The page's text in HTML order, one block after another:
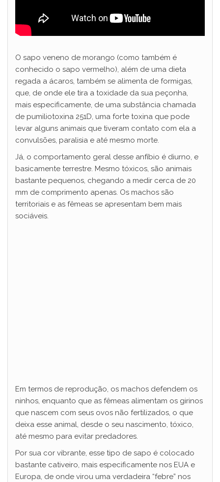
O sapo veneno de morango (como também é
conhecido o sapo vermelho), além de uma dieta
regada a ácaros, também se alimenta de formigas,
que, de onde ele tira a toxidade da sua peçonha,
mais especificamente, de uma substância chamada
de pumiliotoxina 251D, uma forte toxina que pode
levar alguns animais que tiveram contato com ela a
convulsões, paralisia e até mesmo morte.
Já, o comportamento geral desse anfíbio é diurno, e
basicamente terrestre. Mesmo tóxicos, são animais
bastante pequenos, chegando a medir cerca de 20
mm de comprimento apenas. Os machos são
territoriais e as fêmeas se apresentam bem mais
sociáveis.
Em termos de reprodução, os machos defendem os
ninhos, enquanto que as fêmeas alimentam os girinos
que nascem com seus ovos não fertilizados, o que
deixa esse animal, desde o seu nascimento, tóxico,
até mesmo para evitar predadores.
Por sua cor vibrante, esse tipo de sapo é colocado
bastante cativeiro, mais especificamente nos EUA e
Europa, de onde virou uma verdadeira “febre” nos